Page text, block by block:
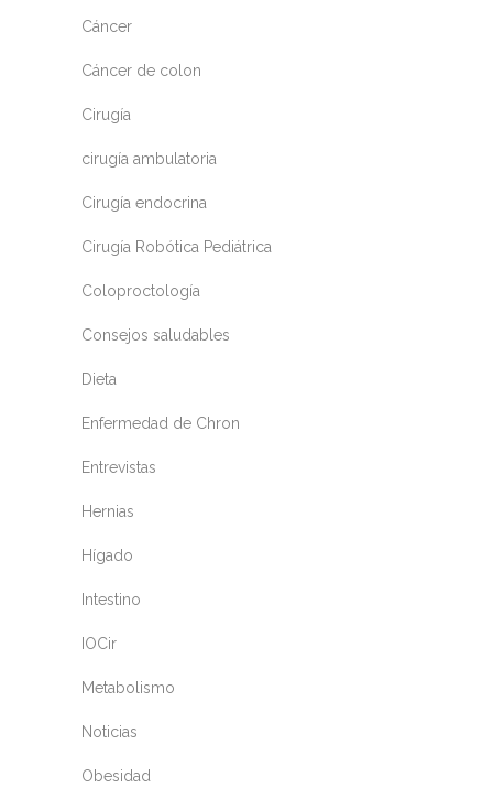
Cáncer
Cáncer de colon
Cirugía
cirugía ambulatoria
Cirugía endocrina
Cirugía Robótica Pediátrica
Coloproctología
Consejos saludables
Dieta
Enfermedad de Chron
Entrevistas
Hernias
Hígado
Intestino
IOCir
Metabolismo
Noticias
Obesidad